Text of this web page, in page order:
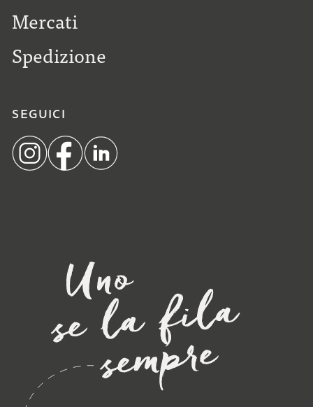
Mercati
Spedizione
SEGUICI